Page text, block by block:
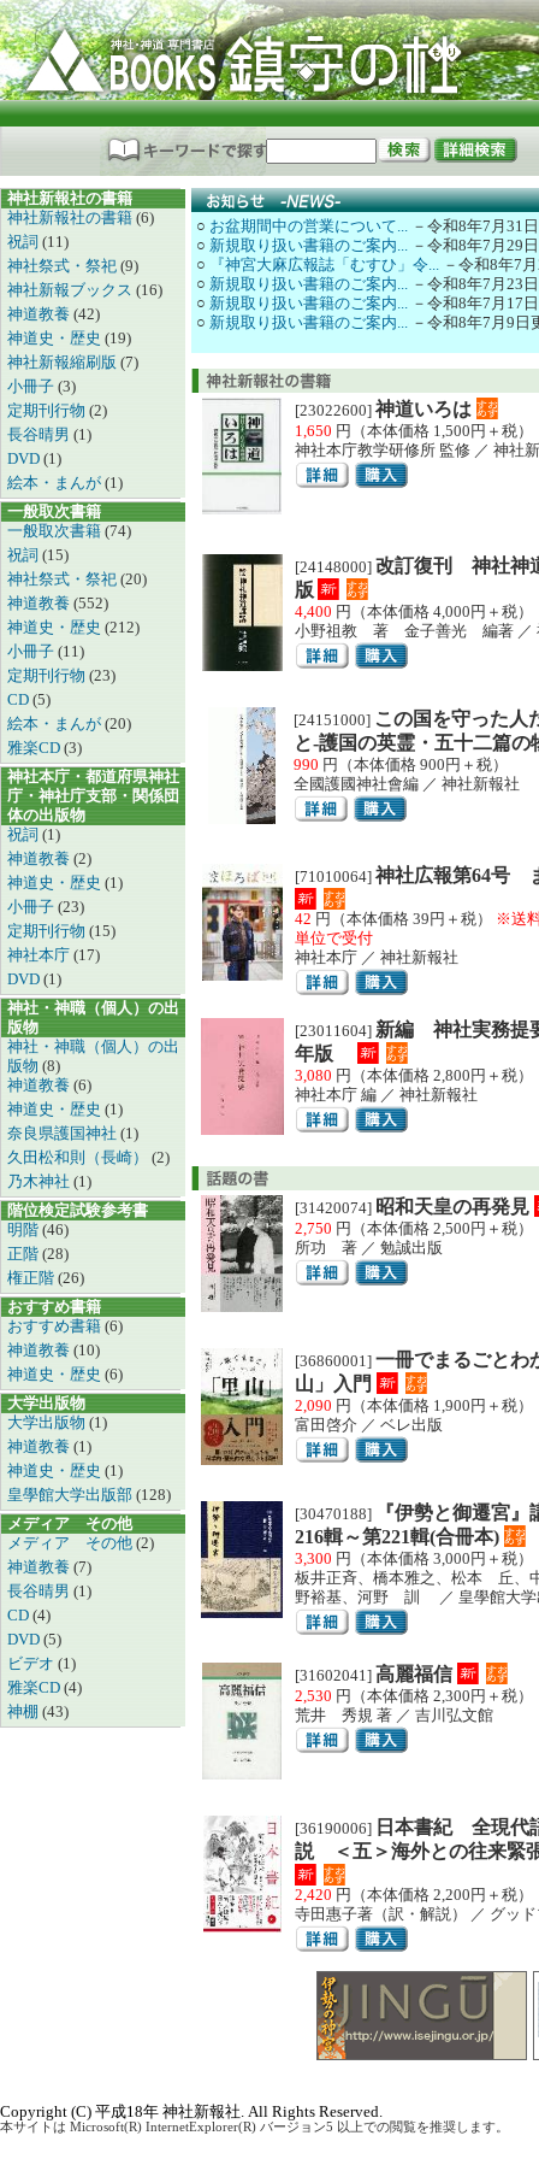
神社新報社の書籍
神社新報社の書籍 (6)
祝詞 (11)
神社祭式・祭祀 (9)
神社新報ブックス (16)
神道教養 (42)
神道史・歴史 (19)
神社新報縮刷版 (7)
小冊子 (3)
定期刊行物 (2)
長谷晴男 (1)
DVD (1)
絵本・まんが (1)
一般取次書籍
一般取次書籍 (74)
祝詞 (15)
神社祭式・祭祀 (20)
神道教養 (552)
神道史・歴史 (212)
小冊子 (11)
定期刊行物 (23)
CD (5)
絵本・まんが (20)
雅楽CD (3)
神社本庁・都道府県神社
庁・神社庁支部・関係団
体の出版物
祝詞 (1)
神道教養 (2)
神道史・歴史 (1)
小冊子 (23)
定期刊行物 (15)
神社本庁 (17)
DVD (1)
神社・神職（個人）の出
版物
神社・神職（個人）の出
版物 (8)
神道教養 (6)
神道史・歴史 (1)
奈良県護国神社 (1)
久田松和則（長崎） (2)
乃木神社 (1)
階位検定試験参考書
明階 (46)
正階 (28)
権正階 (26)
おすすめ書籍
おすすめ書籍 (6)
神道教養 (10)
神道史・歴史 (6)
大学出版物
大学出版物 (1)
神道教養 (1)
神道史・歴史 (1)
皇學館大学出版部 (128)
メディア その他
メディア その他 (2)
神道教養 (7)
長谷晴男 (1)
CD (4)
DVD (5)
ビデオ (1)
雅楽CD (4)
神棚 (43)
○ お盆期間中の営業について... －令和8年7月31
○ 新規取り扱い書籍のご案内... －令和8年7月29
○
『神宮大麻広報誌「むすひ」令... －令和8年7
○ 新規取り扱い書籍のご案内... －令和8年7月23
○ 新規取り扱い書籍のご案内... －令和8年7月17
○ 新規取り扱い書籍のご案内... －令和8年7月9日
[23022600] 神道いろは
1,650 円（本体価格 1,500円＋税）
神社本庁教学研修所 監修 ／ 神社
[24148000] 改訂復刊 神社神
版
4,400 円（本体価格 4,000円＋税）
小野祖教 著 金子善光 編著 ／
[24151000] この国を守った人
と‐護国の英霊・五十二篇
990 円（本体価格 900円＋税）
全國護國神社會編 ／ 神社新報社
[71010064] 神社広報第64号
42 円（本体価格 39円＋税）
※送
単位で受付
神社本庁 ／ 神社新報社
[23011604] 新編 神社実務提
年版
3,080 円（本体価格 2,800円＋税）
神社本庁 編 ／ 神社新報社
[31420074] 昭和天皇の再発見
2,750 円（本体価格 2,500円＋税）
所功 著 ／ 勉誠出版
[36860001] 一冊でまるごとわ
山」入門
2,090 円（本体価格 1,900円＋税）
富田啓介 ／ ベレ出版
[30470188]
『伊勢と御遷宮』
216輯～第221輯(合冊本)
3,300 円（本体価格 3,000円＋税）
板井正斉、橋本雅之、松本 丘
野裕基、河野 訓 ／ 皇學館大学
[31602041] 高麗福信
2,530 円（本体価格 2,300円＋税）
荒井 秀規 著 ／ 吉川弘文館
[36190006] 日本書紀 全現代
説 ＜五＞海外との往来緊
2,420 円（本体価格 2,200円＋税）
寺田惠子著（訳・解説） ／ グッ
Copyright (C) 平成18年 神社新報社. All Rights Reserved.
本サイトは Microsoft(R) InternetExplorer(R) バージョン5 以上での閲覧を推奨します。